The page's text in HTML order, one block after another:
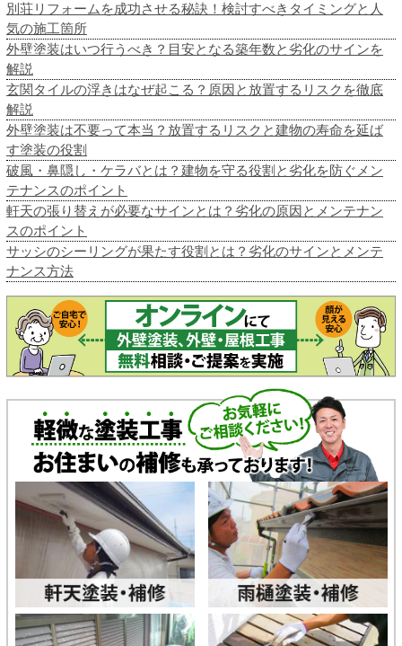
別荘リフォームを成功させる秘訣！検討すべきタイミングと人
気の施工箇所
外壁塗装はいつ行うべき？目安となる築年数と劣化のサインを
解説
玄関タイルの浮きはなぜ起こる？原因と放置するリスクを徹底
解説
外壁塗装は不要って本当？放置するリスクと建物の寿命を延ば
す塗装の役割
破風・鼻隠し・ケラバとは？建物を守る役割と劣化を防ぐメン
テナンスのポイント
軒天の張り替えが必要なサインとは？劣化の原因とメンテナン
スのポイント
サッシのシーリングが果たす役割とは？劣化のサインとメンテ
ナンス方法